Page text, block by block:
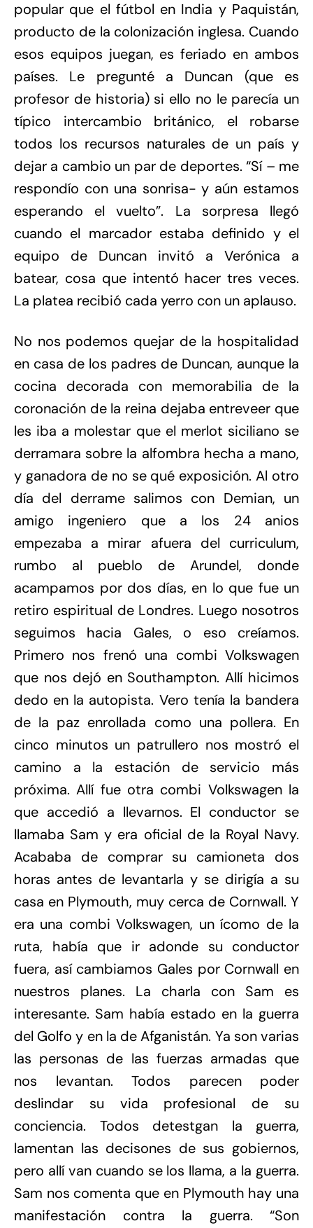
popular que el fútbol en India y Paquistán,
producto de la colonización inglesa. Cuando
esos equipos juegan, es feriado en ambos
países. Le pregunté a Duncan (que es
profesor de historia) si ello no le parecía un
típico intercambio británico, el robarse
todos los recursos naturales de un país y
dejar a cambio un par de deportes. “Sí – me
respondío con una sonrisa- y aún estamos
esperando el vuelto”. La sorpresa llegó
cuando el marcador estaba definido y el
equipo de Duncan invitó a Verónica a
batear, cosa que intentó hacer tres veces.
La platea recibió cada yerro con un aplauso.
No nos podemos quejar de la hospitalidad
en casa de los padres de Duncan, aunque la
cocina decorada con memorabilia de la
coronación de la reina dejaba entreveer que
les iba a molestar que el merlot siciliano se
derramara sobre la alfombra hecha a mano,
y ganadora de no se qué exposición. Al otro
día del derrame salimos con Demian, un
amigo ingeniero que a los 24 anios
empezaba a mirar afuera del curriculum,
rumbo al pueblo de Arundel, donde
acampamos por dos días, en lo que fue un
retiro espiritual de Londres. Luego nosotros
seguimos hacia Gales, o eso creíamos.
Primero nos frenó una combi Volkswagen
que nos dejó en Southampton. Allí hicimos
dedo en la autopista. Vero tenía la bandera
de la paz enrollada como una pollera. En
cinco minutos un patrullero nos mostró el
camino a la estación de servicio más
próxima. Allí fue otra combi Volkswagen la
que accedió a llevarnos. El conductor se
llamaba Sam y era oficial de la Royal Navy.
Acababa de comprar su camioneta dos
horas antes de levantarla y se dirigía a su
casa en Plymouth, muy cerca de Cornwall. Y
era una combi Volkswagen, un ícomo de la
ruta, había que ir adonde su conductor
fuera, así cambiamos Gales por Cornwall en
nuestros planes. La charla con Sam es
interesante. Sam había estado en la guerra
del Golfo y en la de Afganistán. Ya son varias
las personas de las fuerzas armadas que
nos levantan. Todos parecen poder
deslindar su vida profesional de su
conciencia. Todos detestgan la guerra,
lamentan las decisones de sus gobiernos,
pero allí van cuando se los llama, a la guerra.
Sam nos comenta que en Plymouth hay una
manifestación contra la guerra. “Son